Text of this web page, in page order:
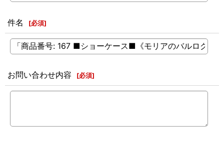
件名 [必須]
お問い合わせ内容 [必須]